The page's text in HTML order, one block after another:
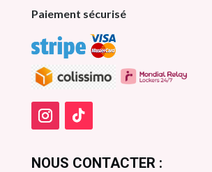
Paiement sécurisé
NOUS CONTACTER :